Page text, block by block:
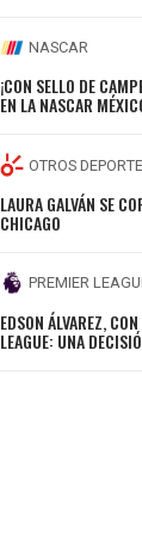
NASCAR
¡CON SELLO DE
EN LA NASCAR
OTROS
LAURA GALVÁN SE
CHICAGO
PREMIER
EDSON ÁLVAREZ,
LEAGUE: UNA